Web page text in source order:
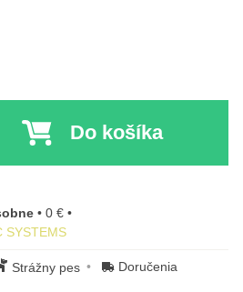
Do košíka
• 0 € •
SYSTEMS
Strážny pes Doručenia